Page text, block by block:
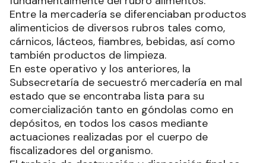
Entre la mercadería se diferenciaban productos
alimenticios de diversos rubros tales como,
cárnicos, lácteos, fiambres, bebidas, así como
también productos de limpieza.
En este operativo y los anteriores, la
Subsecretaría de secuestró mercadería en mal
estado que se encontraba lista para su
comercialización tanto en góndolas como en
depósitos, en todos los casos mediante
actuaciones realizadas por el cuerpo de
fiscalizadores del organismo.